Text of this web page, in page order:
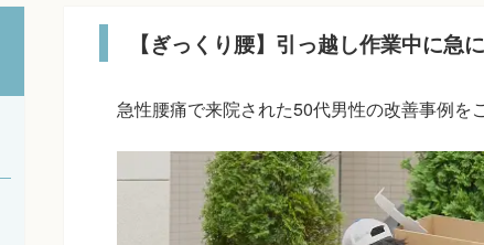
【ぎっくり腰】引っ越し作業中に急
急性腰痛で来院された50代男性の改善事例を